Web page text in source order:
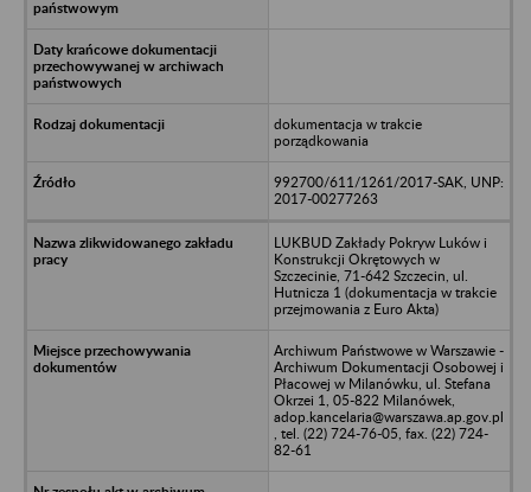
dokumentacja w trakcie
porządkowania
992700/611/1261/2017-SAK, UNP:
2017-00277263
LUKBUD Zakłady Pokryw Luków i
Konstrukcji Okrętowych w
Szczecinie, 71-642 Szczecin, ul.
Hutnicza 1 (dokumentacja w trakcie
przejmowania z Euro Akta)
Archiwum Państwowe w Warszawie -
Archiwum Dokumentacji Osobowej i
Płacowej w Milanówku, ul. Stefana
Okrzei 1, 05-822 Milanówek,
adop.kancelaria@warszawa.ap.gov.pl
, tel. (22) 724-76-05, fax. (22) 724-
82-61